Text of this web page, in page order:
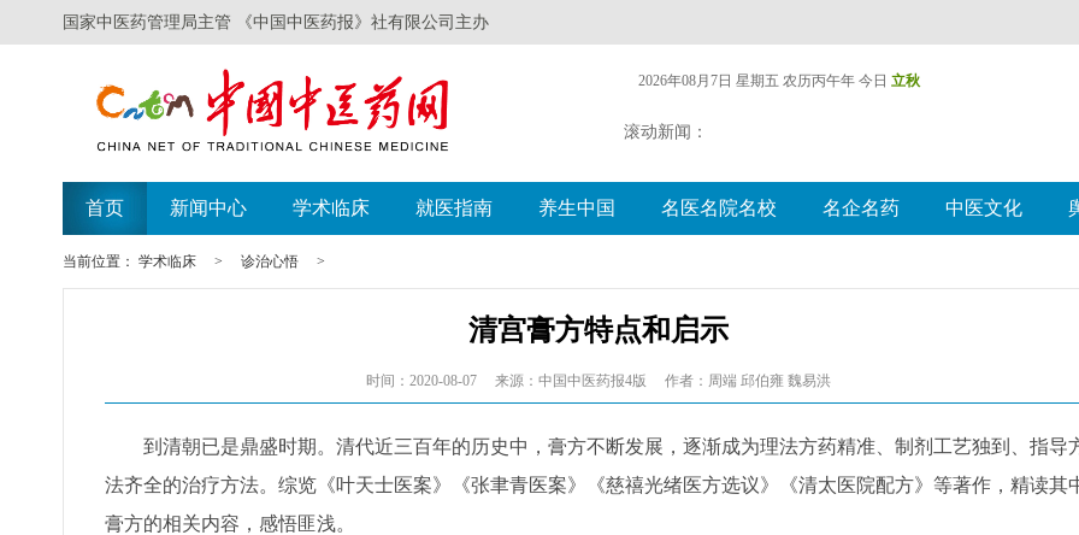
国家中医药管理局主管 《中国中医药报》社有限公司主办
2026年08月7日 星期五 农历丙午年 今日 立秋
滚动新闻：
首页 新闻中心 学术临床 就医指南 养生中国 名医名院名校 名企名药 中医文化
当前位置： 学术临床 > 诊治心悟 >
清宫膏方特点和启示
时间：2020-08-07 来源：中国中医药报4版 作者：周端 邱伯雍 魏易洪
到清朝已是鼎盛时期。清代近三百年的历史中，膏方不断发展，逐渐成为理法方药精准、制剂工艺独到、指导
法齐全的治疗方法。综览《叶天士医案》《张聿青医案》《慈禧光绪医方选议》《清太医院配方》等著作，精读其
膏方的相关内容，感悟匪浅。